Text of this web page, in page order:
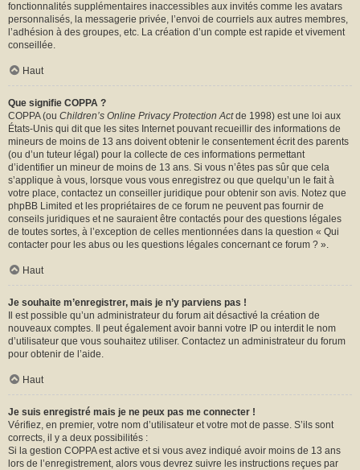
fonctionnalités supplémentaires inaccessibles aux invités comme les avatars
personnalisés, la messagerie privée, l’envoi de courriels aux autres membres,
l’adhésion à des groupes, etc. La création d’un compte est rapide et vivement
conseillée.
Haut
Que signifie COPPA ?
COPPA (ou Children’s Online Privacy Protection Actde 1998) est une loi aux
États-Unis qui dit que les sites Internet pouvant recueillir des informations de
mineurs de moins de 13 ans doivent obtenir le consentement écrit des parents
(ou d’un tuteur légal) pour la collecte de ces informations permettant
d’identifier un mineur de moins de 13 ans. Si vous n’êtes pas sûr que cela
s’applique à vous, lorsque vous vous enregistrez ou que quelqu’un le fait à
votre place, contactez un conseiller juridique pour obtenir son avis. Notez que
phpBB Limited et les propriétaires de ce forum ne peuvent pas fournir de
conseils juridiques et ne sauraient être contactés pour des questions légales
de toutes sortes, à l’exception de celles mentionnées dans la question « Qui
contacter pour les abus ou les questions légales concernant ce forum ? ».
Haut
Je souhaite m’enregistrer, mais je n’y parviens pas !
Il est possible qu’un administrateur du forum ait désactivé la création de
nouveaux comptes. Il peut également avoir banni votre IP ou interdit le nom
d’utilisateur que vous souhaitez utiliser. Contactez un administrateur du forum
pour obtenir de l’aide.
Haut
Je suis enregistré mais je ne peux pas me connecter !
Vérifiez, en premier, votre nom d’utilisateur et votre mot de passe. S’ils sont
corrects, il y a deux possibilités :
Si la gestion COPPA est active et si vous avez indiqué avoir moins de 13 ans
lors de l’enregistrement, alors vous devrez suivre les instructions reçues par